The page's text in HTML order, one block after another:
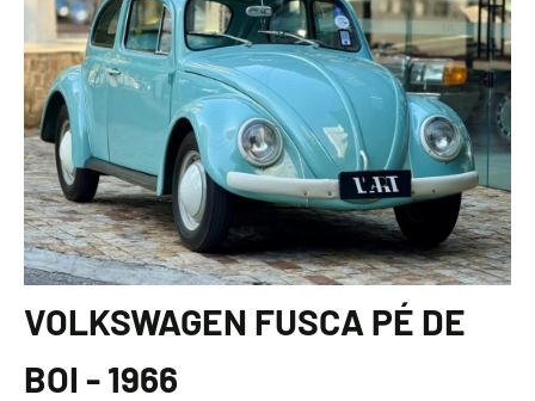
VOLKSWAGEN FUSCA PÉ DE
BOI - 1966